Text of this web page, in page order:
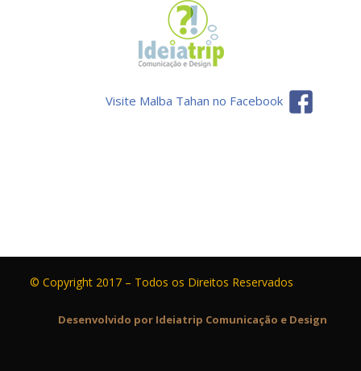
Visite Malba Tahan no Facebook
© Copyright 2017 – Todos os Direitos Reservados
Desenvolvido por Ideiatrip Comunicação e Design